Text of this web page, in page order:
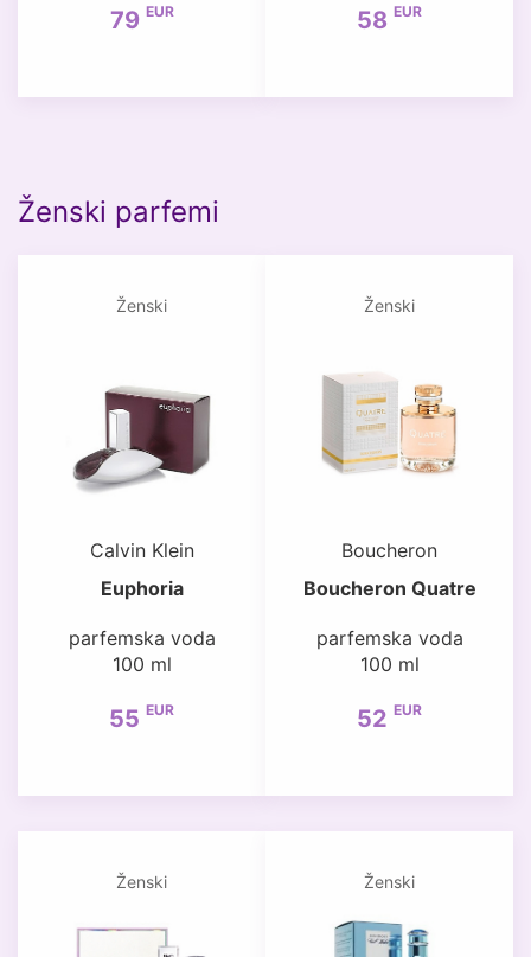
79 EUR 58 EUR
Ženski parfemi
Ženski
Calvin Klein
Euphoria
parfemska voda
100 ml
55 EUR
Ženski
Boucheron
Boucheron Quatre
parfemska voda
100 ml
52 EUR
Ženski Ženski